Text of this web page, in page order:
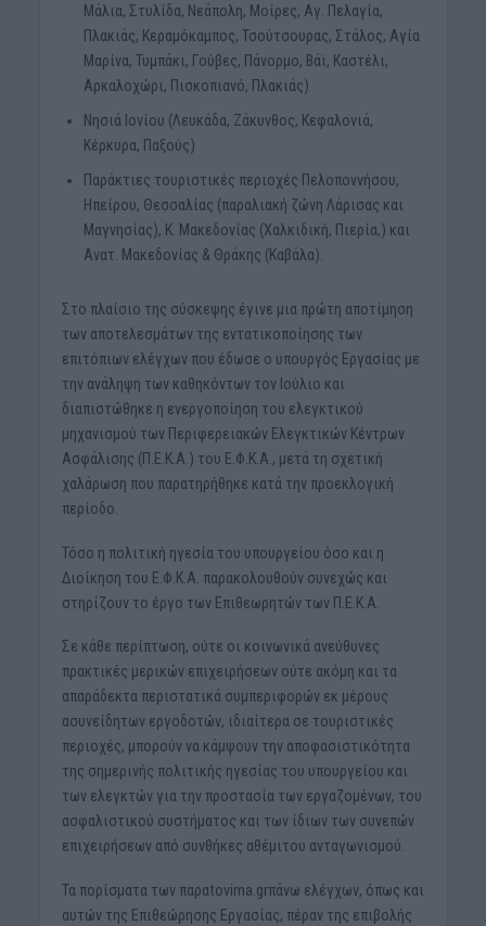
Μάλια, Στυλίδα, Νεάπολη, Μοίρες, Αγ. Πελαγία,
Πλακιάς, Κεραμόκαμπος, Τσούτσουρας, Στάλος, Αγία
Μαρίνα, Τυμπάκι, Γούβες, Πάνορμο, Βάϊ, Καστέλι,
Αρκαλοχώρι, Πισκοπιανό, Πλακιάς)
Νησιά Ιονίου (Λευκάδα, Ζάκυνθος, Κεφαλονιά,
Κέρκυρα, Παξούς)
Παράκτιες τουριστικές περιοχές Πελοποννήσου,
Ηπείρου, Θεσσαλίας (παραλιακή ζώνη Λάρισας και
Μαγνησίας), Κ. Μακεδονίας (Χαλκιδική, Πιερία,) και
Ανατ. Μακεδονίας & Θράκης (Καβάλα).
Στο πλαίσιο της σύσκεψης έγινε μια πρώτη αποτίμηση
των αποτελεσμάτων της εντατικοποίησης των
επιτόπιων ελέγχων που έδωσε ο υπουργός Εργασίας με
την ανάληψη των καθηκόντων τον Ιούλιο και
διαπιστώθηκε η ενεργοποίηση του ελεγκτικού
μηχανισμού των Περιφερειακών Ελεγκτικών Κέντρων
Ασφάλισης (Π.Ε.Κ.Α.) του Ε.Φ.Κ.Α., μετά τη σχετική
χαλάρωση που παρατηρήθηκε κατά την προεκλογική
περίοδο.
Τόσο η πολιτική ηγεσία του υπουργείου όσο και η
Διοίκηση του Ε.Φ.Κ.Α. παρακολουθούν συνεχώς και
στηρίζουν το έργο των Επιθεωρητών των Π.Ε.Κ.Α.
Σε κάθε περίπτωση, ούτε οι κοινωνικά ανεύθυνες
πρακτικές μερικών επιχειρήσεων ούτε ακόμη και τα
απαράδεκτα περιστατικά συμπεριφορών εκ μέρους
ασυνείδητων εργοδοτών, ιδιαίτερα σε τουριστικές
περιοχές, μπορούν να κάμψουν την αποφασιστικότητα
της σημερινής πολιτικής ηγεσίας του υπουργείου και
των ελεγκτών για την προστασία των εργαζομένων, του
ασφαλιστικού συστήματος και των ίδιων των συνεπών
επιχειρήσεων από συνθήκες αθέμιτου ανταγωνισμού.
Τα πορίσματα των παραtovima.grπάνω ελέγχων, όπως και
αυτών της Επιθεώρησης Εργασίας, πέραν της επιβολής